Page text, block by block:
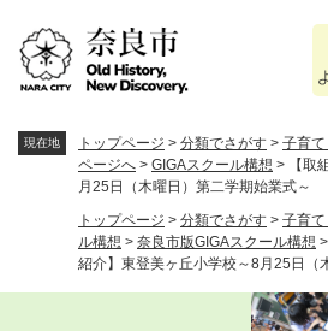
あ
問
現在地 トップページ > 分類でさがす > 子育
ページへ > GIGAスクール構想 >
【取
月25日（木曜日）第二学期始業式～
トップページ > 分類でさがす > 子育
ル構想 > 奈良市版GIGAスクール構想 >
紹介】東登美ヶ丘小学校～8月25日（